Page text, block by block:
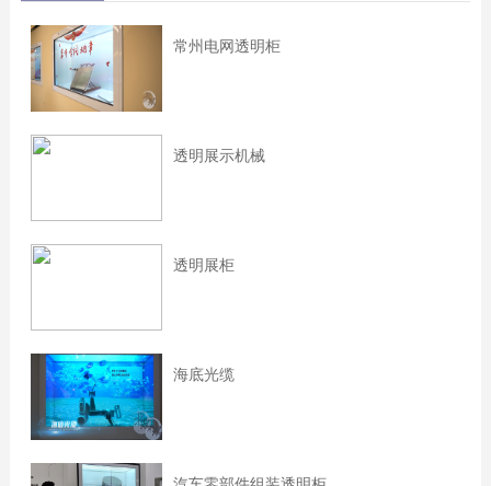
常州电网透明柜
透明展示机械
透明展柜
海底光缆